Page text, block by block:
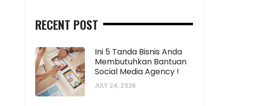
RECENT POST
Ini 5 Tanda Bisnis Anda
Membutuhkan Bantuan
Social Media Agency !
JULY 24, 2026